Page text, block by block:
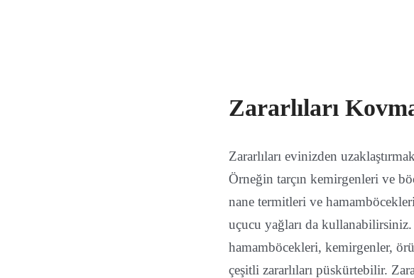
Zararlıları
Zararlıları evinizden
Örneğin tarçın kemirgenleri ve
nane termitleri ve
uçucu yağları da
hamamböcekleri, kemirgenler,
çeşitli zararlıları püskürtebilir.